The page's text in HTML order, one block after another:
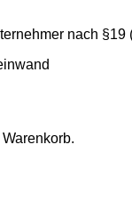
nach §19